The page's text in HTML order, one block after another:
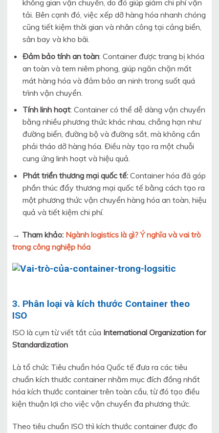
không gian vận chuyển, do đó giúp giảm chi phí vận
tải. Bên cạnh đó, việc xếp dỡ hàng hóa nhanh chóng
cũng tiết kiệm thời gian và nhân công tại cảng biển,
sân bay và kho bãi.
Đảm bảo tính an toàn: Container được trang bị khóa
an toàn và tem niêm phong, giúp ngăn chặn mất
mát hàng hóa và đảm bảo an ninh trong suốt quá
trình vận chuyển.
Tính linh hoạt: Container có thể dễ dàng vận chuyển
bằng nhiều phương thức khác nhau, chẳng hạn như
đường biển, đường bộ và đường sắt, mà không cần
phải tháo dỡ hàng hóa. Điều này tạo ra một chuỗi
cung ứng linh hoạt và hiệu quả.
Phát triển thương mại quốc tế:Container hóa đã góp
phần thúc đẩy thương mại quốc tế bằng cách tạo ra
một phương thức vận chuyển hàng hóa an toàn, hiệu
quả và tiết kiệm chi phí.
→ Tham khảo: Ngành logistics là gì? Ý nghĩa và vai trò
trong công nghiệp hóa
3. Phân loại và kích thước Container theo
ISO
ISO là cụm từ viết tắt của International Organization for
Standardization
Là tổ chức Tiêu chuẩn hóa Quốc tế đưa ra các tiêu
chuẩn kích thước container nhằm mục đích đồng nhất
hóa kích thước container trên toàn cầu, từ đó tạo điều
kiện thuận lợi cho việc vận chuyển đa phương thức.
Theo tiêu chuẩn ISO thì kích thước container được đo